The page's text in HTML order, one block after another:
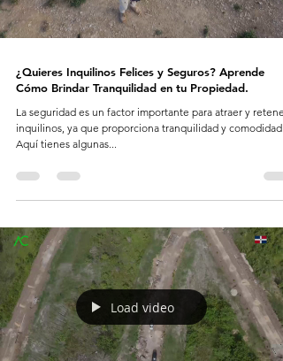
¿Quieres Inquilinos Felices y Seguros? Aprende
Cómo Brindar Tranquilidad en tu Propiedad.
La seguridad es un factor importante para atraer y retener
inquilinos, ya que proporciona tranquilidad y comodidad.
Aquí tienes algunas...
Load video